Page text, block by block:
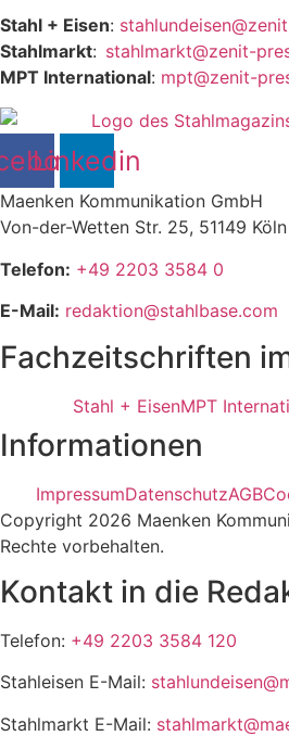
Stahl + Eisen:
Stahlmarkt: stahlmarkt@zenit-
MPT International: mpt@zenit-
Linkedin
Maenken Kommunikation GmbH
Von-der-Wetten Str. 25, 51149 Köln
Telefon: +49 2203 3584 0
E-Mail: redaktion@stahlbase.com
Fachzeitschriften
Stahl + EisenMPT
Informationen
ImpressumDatenschutzAGB
Copyright 2026 Maenken
Rechte vorbehalten.
Kontakt in die
Telefon: +49 2203 3584 120
Stahleisen E-Mail:
Stahlmarkt E-Mail: